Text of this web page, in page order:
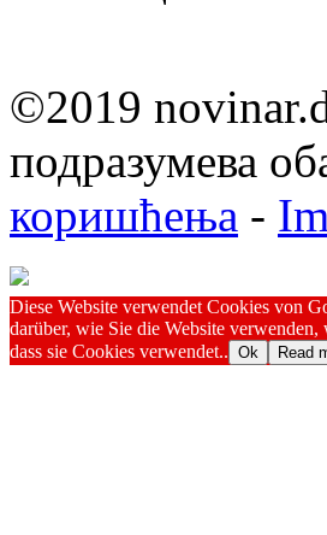
©2019
подразумева
коришћења -
Diese Website verwendet Cookies von
darüber, wie Sie die Website
dass sie Cookies verwendet.. Ok Read